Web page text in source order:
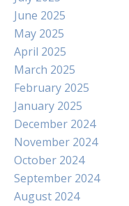
June 2025
May 2025
April 2025
March 2025
February 2025
January 2025
December 2024
November 2024
October 2024
September 2024
August 2024